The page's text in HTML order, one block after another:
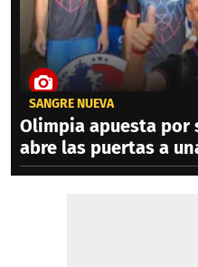
SANGRE NUEVA
Olimpia apuesta por
abre las puertas a